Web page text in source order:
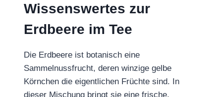
Wissenswertes zur
Erdbeere im Tee
Die Erdbeere ist botanisch eine
Sammelnussfrucht, deren winzige gelbe
Körnchen die eigentlichen Früchte sind. In
dieser Mischung bringt sie eine frische,